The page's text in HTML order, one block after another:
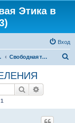
Этика в
Вход
Свободная тематика
Поиск
1